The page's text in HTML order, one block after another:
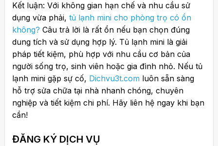
Kết luận: Với không gian hạn chế và nhu cầu sử
dụng vừa phải, tủ lạnh mini cho phòng trọ có ổn
không? Câu trả lời là rất ổn nếu bạn chọn đúng
dung tích và sử dụng hợp lý. Tủ lạnh mini là giải
pháp tiết kiệm, phù hợp với nhu cầu cơ bản của
người sống trọ, sinh viên hoặc gia đình nhỏ. Nếu tủ
lạnh mini gặp sự cố, Dichvu3t.comluôn sẵn sàng
hỗ trợ sửa chữa tại nhà nhanh chóng, chuyên
nghiệp và tiết kiệm chi phí. Hãy liên hệ ngay khi bạn
cần!
ĐĂNG KÝ DỊCH VỤ